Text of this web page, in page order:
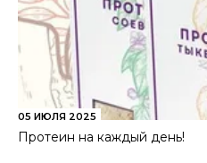
05 ИЮЛЯ 2025
Протеин на каждый день!